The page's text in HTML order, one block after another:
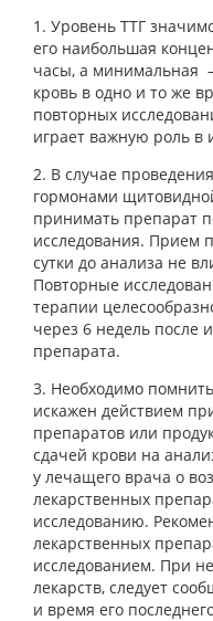
1. Уровень ТТГ
его наибольшая
часы, а минимальная
кровь в одно и то же
повторных
играет важную роль в
2. В случае
гормонами
принимать препарат
исследования. Прием
сутки до анализа не
Повторные
терапии
через 6 недель после
препарата.
3. Необходимо
искажен действием
препаратов или
сдачей крови на
у лечащего врача о
лекарственных
исследованию.
лекарственных
исследованием. При
лекарств, следует
и время его